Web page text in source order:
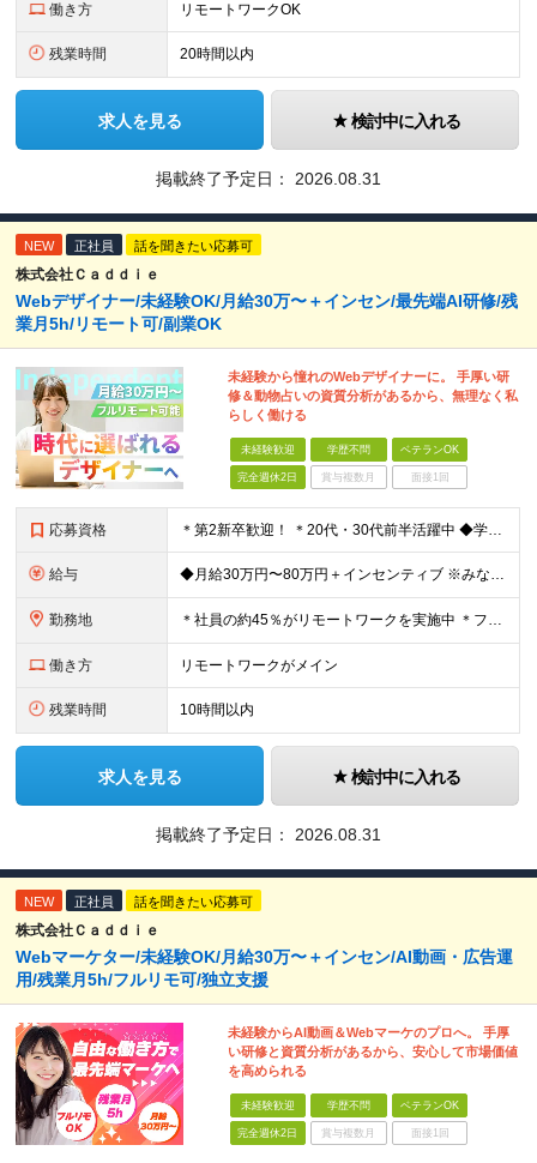
働き方 リモートワークOK
残業時間 20時間以内
求人を見る 検討中に入れる
掲載終了予定日： 2026.08.31
NEW 正社員 話を聞きたい応募可
株式会社Ｃａｄｄｉｅ
Webデザイナー/未経験OK/月給30万〜＋インセン/最先端AI研修/残
業月5h/リモート可/副業OK
未経験から憧れのWebデザイナーに。 手厚い研
修＆動物占いの資質分析があるから、無理なく私
らしく働ける
未経験歓迎 学歴不問 ベテランOK
完全週休2日 賞与複数月 面接1回
応募資格 ＊第2新卒歓迎！ ＊20代・30代前半活躍中 ◆学歴不問 ◆未経験歓迎 ＼こんな方にピッタリです！／ ★SNSを見るだけでなく「仕掛ける側」になりたい方 ★販売や接客で「お客様の心理」を考えた経験
給与 ◆月給30万円〜80万円＋インセンティブ ※みなし残業代（月10時間・16,000円）を含みます ※超過分は別途支給します ※試用期間3か月あり（給与は28万円、待遇に差異なし）
勤務地 ＊社員の約45％がリモートワークを実施中 ＊フルリモート案件もあり ＊転勤はありません 本社（横浜）または、東京・神奈川の各プロジェクト先。 【本社】 神奈川県横浜市中区不老町2丁目11-8 税経
働き方 リモートワークがメイン
残業時間 10時間以内
求人を見る 検討中に入れる
掲載終了予定日： 2026.08.31
NEW 正社員 話を聞きたい応募可
株式会社Ｃａｄｄｉｅ
Webマーケター/未経験OK/月給30万〜＋インセン/AI動画・広告運
用/残業月5h/フルリモ可/独立支援
未経験からAI動画＆Webマーケのプロへ。 手厚
い研修と資質分析があるから、安心して市場価値
を高められる
未経験歓迎 学歴不問 ベテランOK
完全週休2日 賞与複数月 面接1回